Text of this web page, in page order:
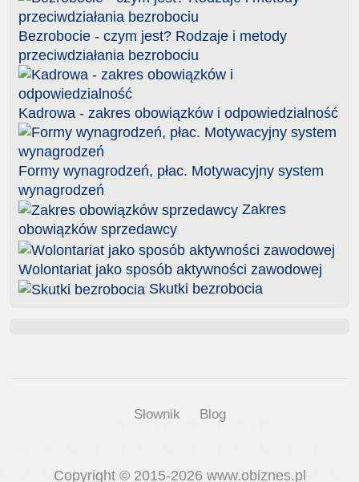
Bezrobocie - czym jest? Rodzaje i metody
przeciwdziałania bezrobociu
Kadrowa - zakres obowiązków i odpowiedzialność
Formy wynagrodzeń, płac. Motywacyjny system
wynagrodzeń
Zakres
obowiązków sprzedawcy
Wolontariat jako sposób aktywności zawodowej
Skutki bezrobocia
Słownik Blog
Copyright © 2015-2026 www.obiznes.pl